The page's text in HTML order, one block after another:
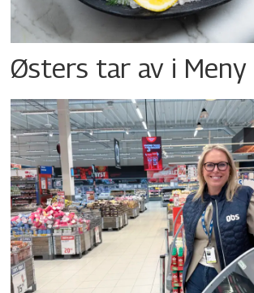
Østers tar av i Meny